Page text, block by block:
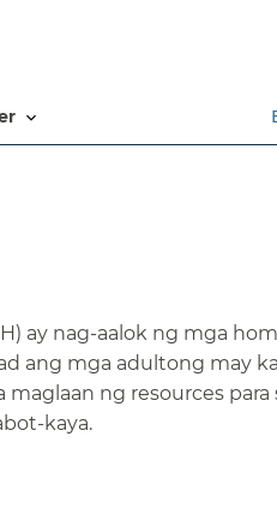
ay nag-aalok ng mga
ang mga adultong may
maglaan ng resources para
kaya.​​